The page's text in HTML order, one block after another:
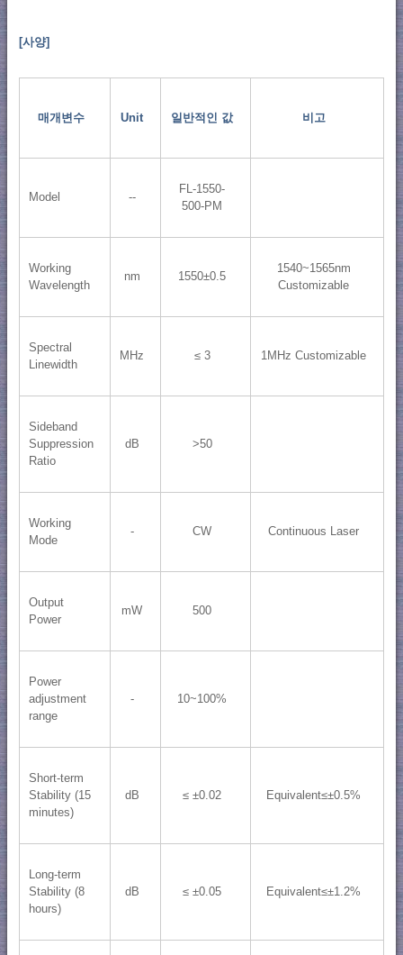
[사양]
매개변수 Unit 일반적인 값 비고
Model --
FL-1550-
500-PM
Working
Wavelength
nm 1550±0.5
1540~1565nm
Customizable
Spectral
Linewidth
MHz ≤ 3 1MHz Customizable
Sideband
Suppression
Ratio
dB >50
Working
Mode
- CW Continuous Laser
Output
Power
mW 500
Power
adjustment
range
- 10~100%
Short-term
Stability (15
minutes)
dB ≤ ±0.02 Equivalent≤±0.5%
Long-term
Stability (8
hours)
dB ≤ ±0.05 Equivalent≤±1.2%